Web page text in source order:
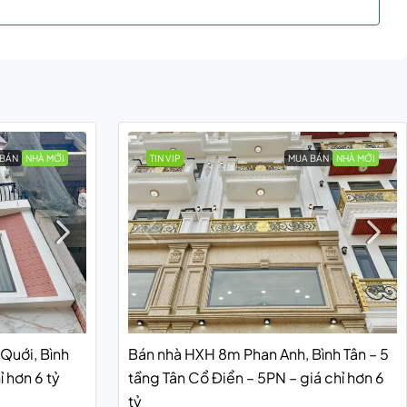
NHÀ MỚI
Bình
hơn 6 tỷ
TIN VIP MUA BÁN NHÀ MỚI
Bán nhà HXH 8m Phan Anh, Bình Tân – 5
tầng Tân Cổ Điển – 5PN – giá chỉ hơn 6
tỷ